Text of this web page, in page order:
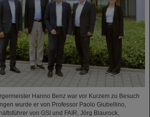
Hanno Benz war vor Kurzem zu Besuch
wurde er von Professor Paolo Giubellino,
von GSI und FAIR, Jörg Blaurock,